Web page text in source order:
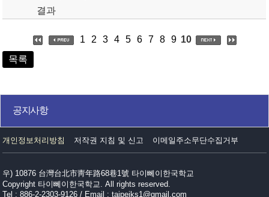
결과
1 2 3 4 5 6 7 8 9 10
목록
공지사항
개인정보처리방침 저작권 지침 및 신고 이메일주소무단수집거부
우) 10876 台灣台北市靑年路68巷1號 타이뻬이한국학교
Copyright 타이뻬이한국학교. All rights reserved.
Tel : 886-2-2303-9126 / Email : taipeiks1@gmail.com